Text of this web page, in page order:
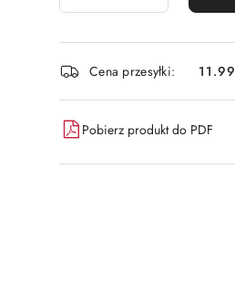
Dostępność
i
dostawa
Cena przesyłki: 11.99
Pobierz produkt do PDF